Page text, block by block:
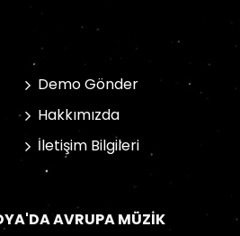
Demo Gönder
Hakkımızda
İletişim Bilgileri
AVRUPA MÜZIK